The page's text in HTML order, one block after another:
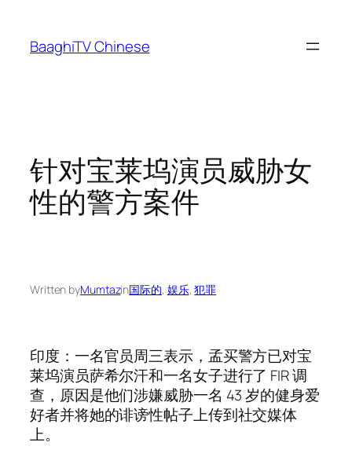
content
BaaghiTV Chinese
针对宝莱坞演员威胁女
性的警方案件
Written byMumtazin国际的, 娱乐, 犯罪
印度：一名官员周三表示，孟买警方已对宝
莱坞演员萨希尔汗和一名女子进行了 FIR 调
查，原因是他们涉嫌威胁一名 43 岁的健身爱
好者并将她的诽谤性帖子上传到社交媒体
上。